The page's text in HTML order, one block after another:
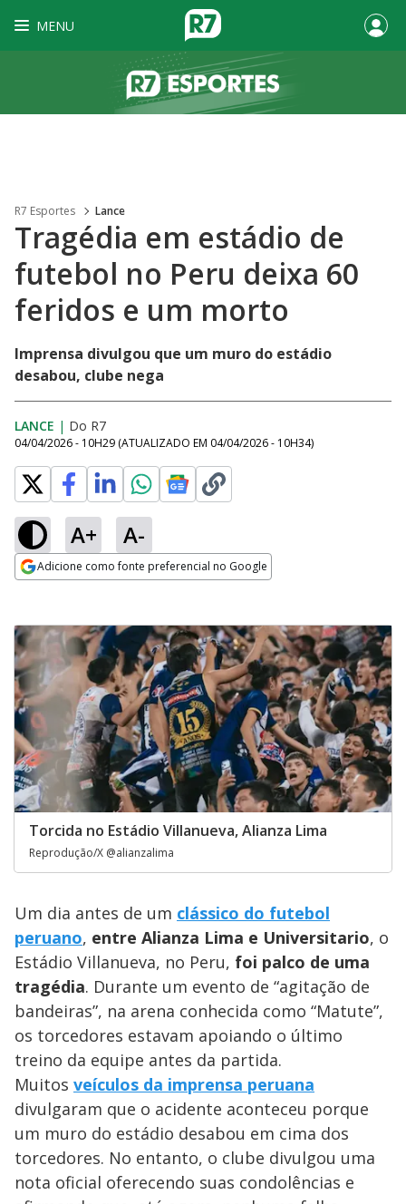
MENU
R7 Esportes Lance
Tragédia em estádio de
futebol no Peru deixa 60
feridos e um morto
Imprensa divulgou que um muro do estádio
desabou, clube nega
LANCE | Do R7
04/04/2026 - 10H29 (ATUALIZADO EM 04/04/2026 - 10H34)
A+ A-
Adicione como fonte preferencial no Google
Torcida no Estádio Villanueva, Alianza Lima
Reprodução/X @alianzalima
Um dia antes de um clássico do futebol
peruano, entre Alianza Lima e Universitario, o
Estádio Villanueva, no Peru, foi palco de uma
tragédia. Durante um evento de “agitação de
bandeiras”, na arena conhecida como “Matute”,
os torcedores estavam apoiando o último
treino da equipe antes da partida.
Muitos veículos da imprensa peruana
divulgaram que o acidente aconteceu porque
um muro do estádio desabou em cima dos
torcedores. No entanto, o clube divulgou uma
nota oficial oferecendo suas condolências e